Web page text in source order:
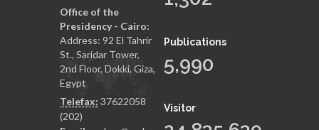
Office of the
Presidency - Cairo:
Address: 92 El Tahrir
St., Saridar Tower,
2nd Floor, Dokki, Giza,
Egypt
Telefax: 37622058
(202)
Publications
5,990
Visitor